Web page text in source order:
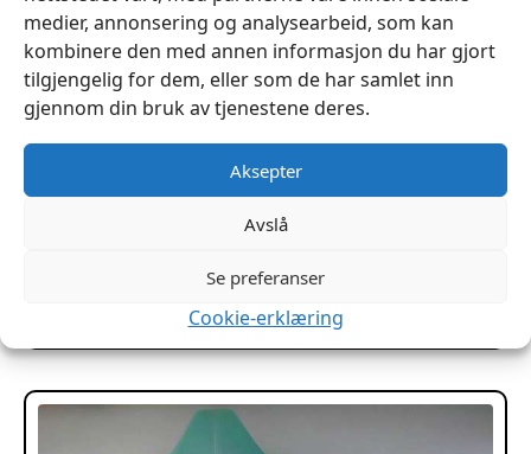
medier, annonsering og analysearbeid, som kan
kombinere den med annen informasjon du har gjort
tilgjengelig for dem, eller som de har samlet inn
gjennom din bruk av tjenestene deres.
Aksepter
Avslå
Se preferanser
Cookie-erklæring
Svart Kantfarge ROC- Selvblankende 250ml
Legg I Handlekurv